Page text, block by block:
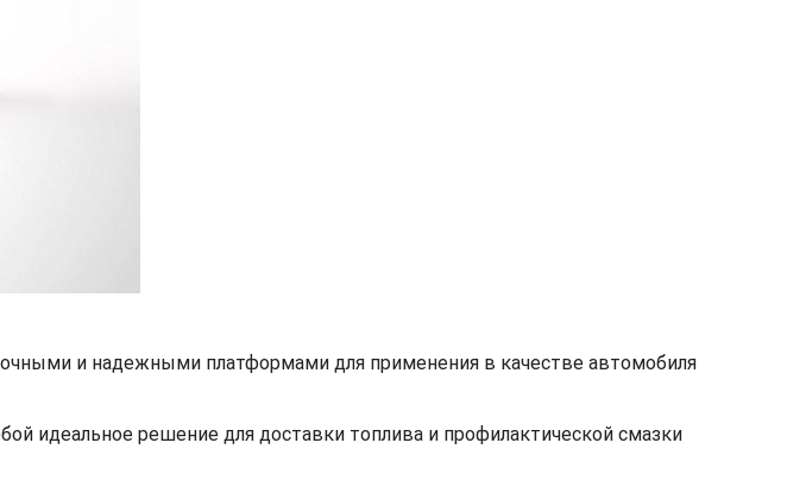
и надежными платформами для применения в качестве автомобиля
идеальное решение для доставки топлива и профилактической смазки